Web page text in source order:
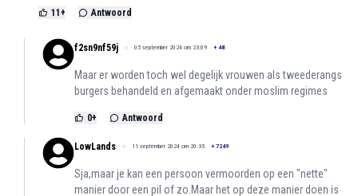
11 + Antwoord
f2sn9nf59j 05 september 2024 om 23:09 + 48
Maar er worden toch wel degelijk vrouwen als tweederangs
burgers behandeld en afgemaakt onder moslim regimes
0+ Antwoord
LowLands 11 september 2024 om 20:35 + 7249
Sja,maar je kan een persoon vermoorden op een "nette"
manier door een pil of zo.Maar het op deze manier doen is